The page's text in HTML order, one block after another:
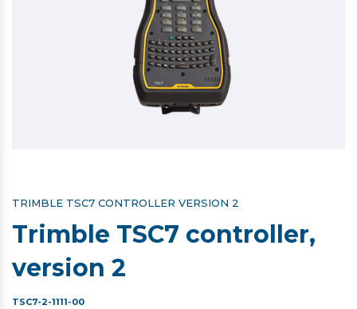
TRIMBLE TSC7 CONTROLLER VERSION 2
Trimble TSC7 controller,
version 2
TSC7-2-1111-00